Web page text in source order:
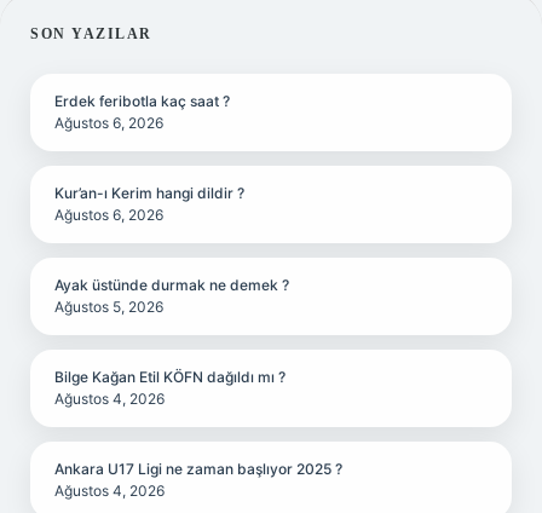
SIDEBAR
SON YAZILAR
Erdek feribotla kaç saat ?
Ağustos 6, 2026
Kur’an-ı Kerim hangi dildir ?
Ağustos 6, 2026
Ayak üstünde durmak ne demek ?
Ağustos 5, 2026
Bilge Kağan Etil KÖFN dağıldı mı ?
Ağustos 4, 2026
Ankara U17 Ligi ne zaman başlıyor 2025 ?
Ağustos 4, 2026